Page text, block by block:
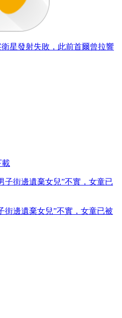
星發射失敗，此前首爾曾拉響
載
街邊遺棄女兒”不實，女童已被